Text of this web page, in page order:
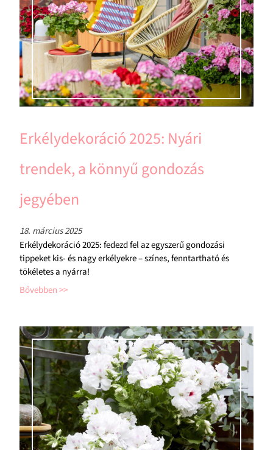
Erkélydekoráció 2025: Nyári
trendek, a könnyű gondozás
jegyében
18. március 2025
Erkélydekoráció 2025: fedezd fel az egyszerű gondozási
tippeket kis- és nagy erkélyekre – színes, fenntartható és
tökéletes a nyárra!
Bővebben